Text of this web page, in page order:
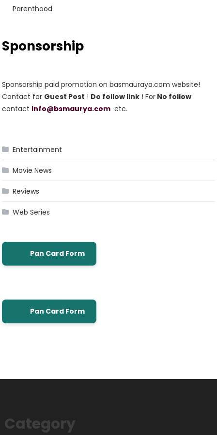
Parenthood
Sponsorship
Sponsorship paid promotion on basmauraya.com website!
Contact for Guest Post ! Do follow link ! For No follow
contact info@bsmaurya.com etc.
Entertainment
Movie News
Reviews
Web Series
Pan Card Form
Pan Card Form
Category